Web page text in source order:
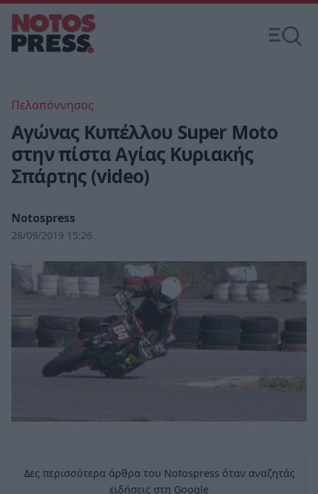
Πελοπόννησος
Αγώνας Κυπέλλου Super Moto
στην πίστα Αγίας Κυριακής
Σπάρτης (video)
Notospress
28/09/2019 15:26
Δες περισσότερα άρθρα του Notospress όταν αναζητάς
ειδήσεις στη Google